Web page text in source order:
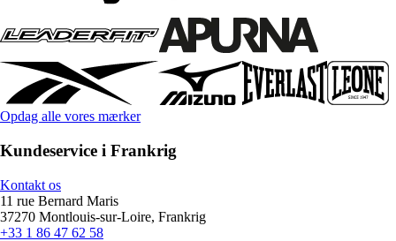
Opdag alle vores mærker
Kundeservice i Frankrig
Kontakt os
11 rue Bernard Maris
37270 Montlouis-sur-Loire, Frankrig
+33 1 86 47 62 58